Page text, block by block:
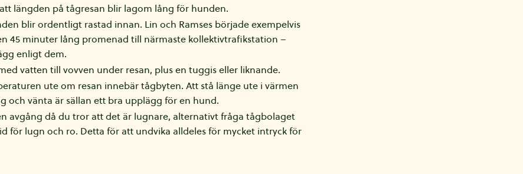
längden på tågresan blir lagom lång för hunden.
blir ordentligt rastad innan. Lin och Ramses började exempelvis
45 minuter lång promenad till närmaste kollektivtrafikstation –
enligt dem.
vatten till vovven under resan, plus en tuggis eller liknande.
ute om resan innebär tågbyten. Att stå länge ute i värmen
och vänta är sällan ett bra upplägg för en hund.
avgång då du tror att det är lugnare, alternativt fråga tågbolaget
för lugn och ro. Detta för att undvika alldeles för mycket intryck för